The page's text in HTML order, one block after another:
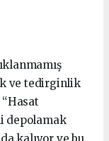
ve tedirginlik
depolamak
kalıyor ve bu